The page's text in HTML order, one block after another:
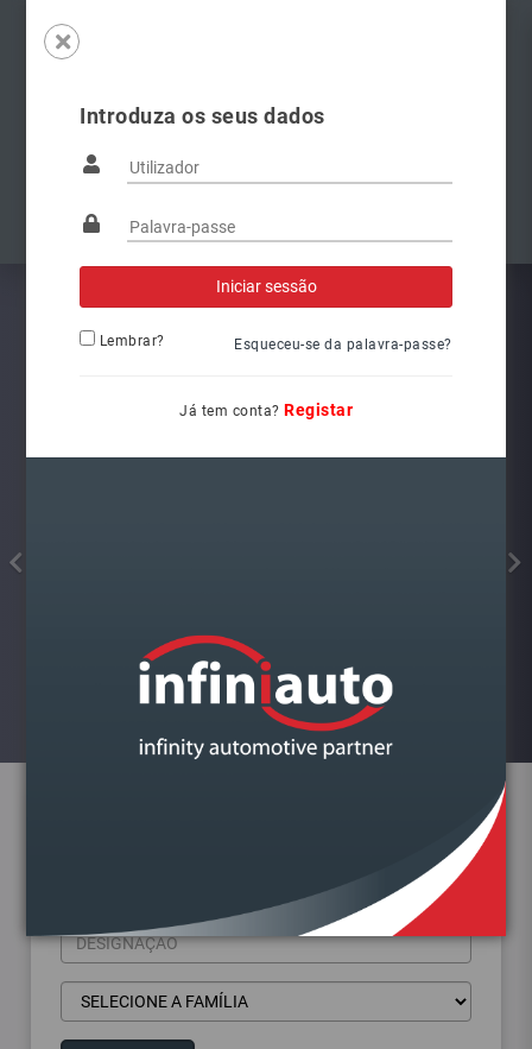
Introduza os seus dados
Lembrar? Esqueceu-se da palavra-passe?
Já tem conta? Registar
Famílias
Visualizar